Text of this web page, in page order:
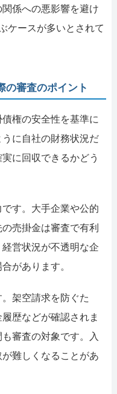
係への悪影響を避け
ケースが多いとされて
の審査のポイント
権の安全性を基準に
に自社の財務状況だ
に回収できるかどう
す。大手企業や公的
売掛金は審査で有利
営状況が不透明な企
があります。
架空請求を防ぐた
歴などが確認されま
審査の対象です。入
難しくなることがあ